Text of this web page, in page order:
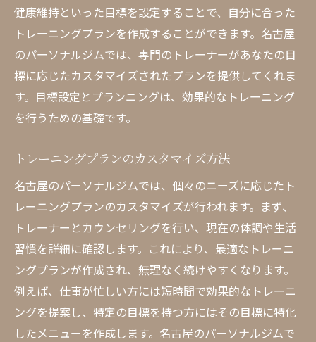
健康維持といった目標を設定することで、自分に合った
トレーニングプランを作成することができます。名古屋
のパーソナルジムでは、専門のトレーナーがあなたの目
標に応じたカスタマイズされたプランを提供してくれま
す。目標設定とプランニングは、効果的なトレーニング
を行うための基礎です。
トレーニングプランのカスタマイズ方法
名古屋のパーソナルジムでは、個々のニーズに応じたト
レーニングプランのカスタマイズが行われます。まず、
トレーナーとカウンセリングを行い、現在の体調や生活
習慣を詳細に確認します。これにより、最適なトレーニ
ングプランが作成され、無理なく続けやすくなります。
例えば、仕事が忙しい方には短時間で効果的なトレーニ
ングを提案し、特定の目標を持つ方にはその目標に特化
したメニューを作成します。名古屋のパーソナルジムで